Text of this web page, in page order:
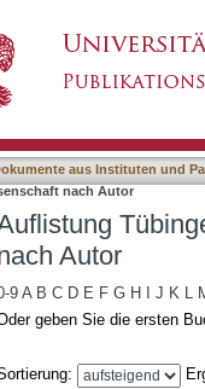
aus Instituten und
nach Autor
Autor
9A B C D E F G H J K L
geben Sie die ersten